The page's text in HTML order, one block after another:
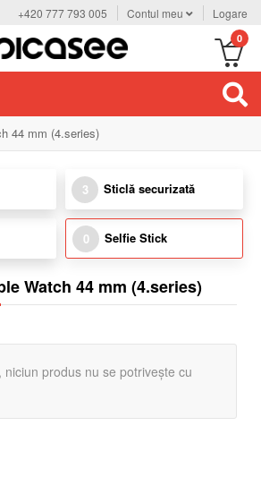
+420 777 793 005 Contul meu Logare
0
44 mm (4.series)
3 Sticlă securizată
0 Selfie Stick
Watch 44 mm (4.series)
niciun produs nu se potrivește cu